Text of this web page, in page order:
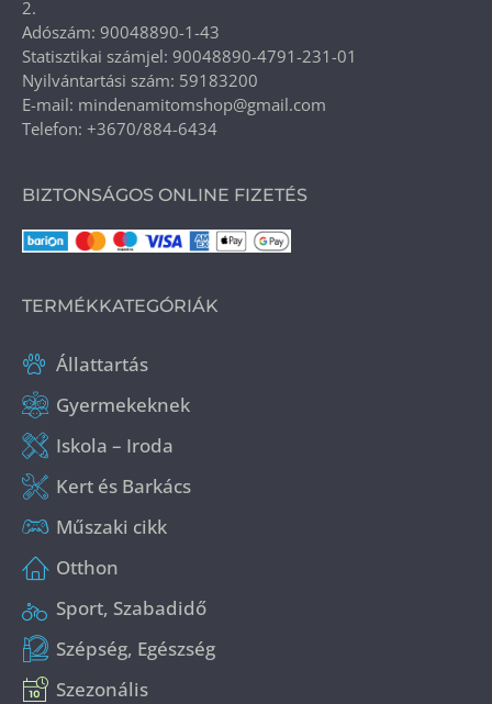
2.
Adószám: 90048890-1-43
Statisztikai számjel: 90048890-4791-231-01
Nyilvántartási szám: 59183200
E-mail: mindenamitomshop@gmail.com
Telefon: +3670/884-6434
BIZTONSÁGOS ONLINE FIZETÉS
TERMÉKKATEGÓRIÁK
Állattartás
Gyermekeknek
Iskola – Iroda
Kert és Barkács
Műszaki cikk
Otthon
Sport, Szabadidő
Szépség, Egészség
Szezonális